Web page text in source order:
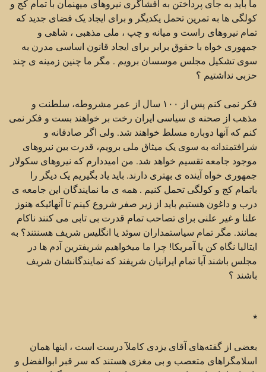
ما باید به جای پرداختن به افشاگری نیروهای میهنمان با تمام کج و
کولگی ها به تمرین تحمل یکدیگر و برای ایجاد یک فضای جدید که
تمام نیروهای راست و میانه و چپ ، ملی مذهبی ، شاهی و
جمهوری خواه با حقوق برابر برای ایجاد قانون اساسی مدرن به
سوی تشکیل مجلس موسسان برویم . مگر ما چنین زمینه ی چند
حزبی نداشتیم ؟
فکر نمی کنم پس از ۱۰۰ سال از عمر مشروطه، سلطنت و
مذهب از صحنه ی سیاسی ایران رخت بر خواهند بست و فکر نمی
کنم که آنها دوباره مسلط خواهند شد. ولی اگر صادقانه و
شرافتمندانه به سوی یک میثاق ملی برویم، قدرت بین نیروهای
موجود جامعه تقسیم خواهد شد. من امیددارم که نیروهای سکولار
جمهوری خواه آینده ی بهتری دارند. باید یاد بگیریم یک دیگر را
باتمام کج و کولگی تحمل کنیم . همه ی ما نمایندگان این جامعه ی
درب و داغون هستیم باید از زیر صفر شروع کینم تا آنهائیکه هنوز
علنا و غیر علنی برای تصاحب تمام قدرت بی تابی می کنند ناکام
بمانند. مگر تمام سیاستمداران سوئد یا انگلیس شریف هسنتند؟ به
ایتالیا نگاه کن یا آمریکا! چرا ما میخواهیم شریفترین آدم ها در
مجلس باشند آیا تمام ایرانیان شریفند که نمایندگانشان شریف
باشند ؟
*
بعضی از گفته‌های آقای یزدی کاملآ درست است ، اینها همان
اسلامگراهای متعصب و بی مغزی هستند که سر قبر ابوالفضل و